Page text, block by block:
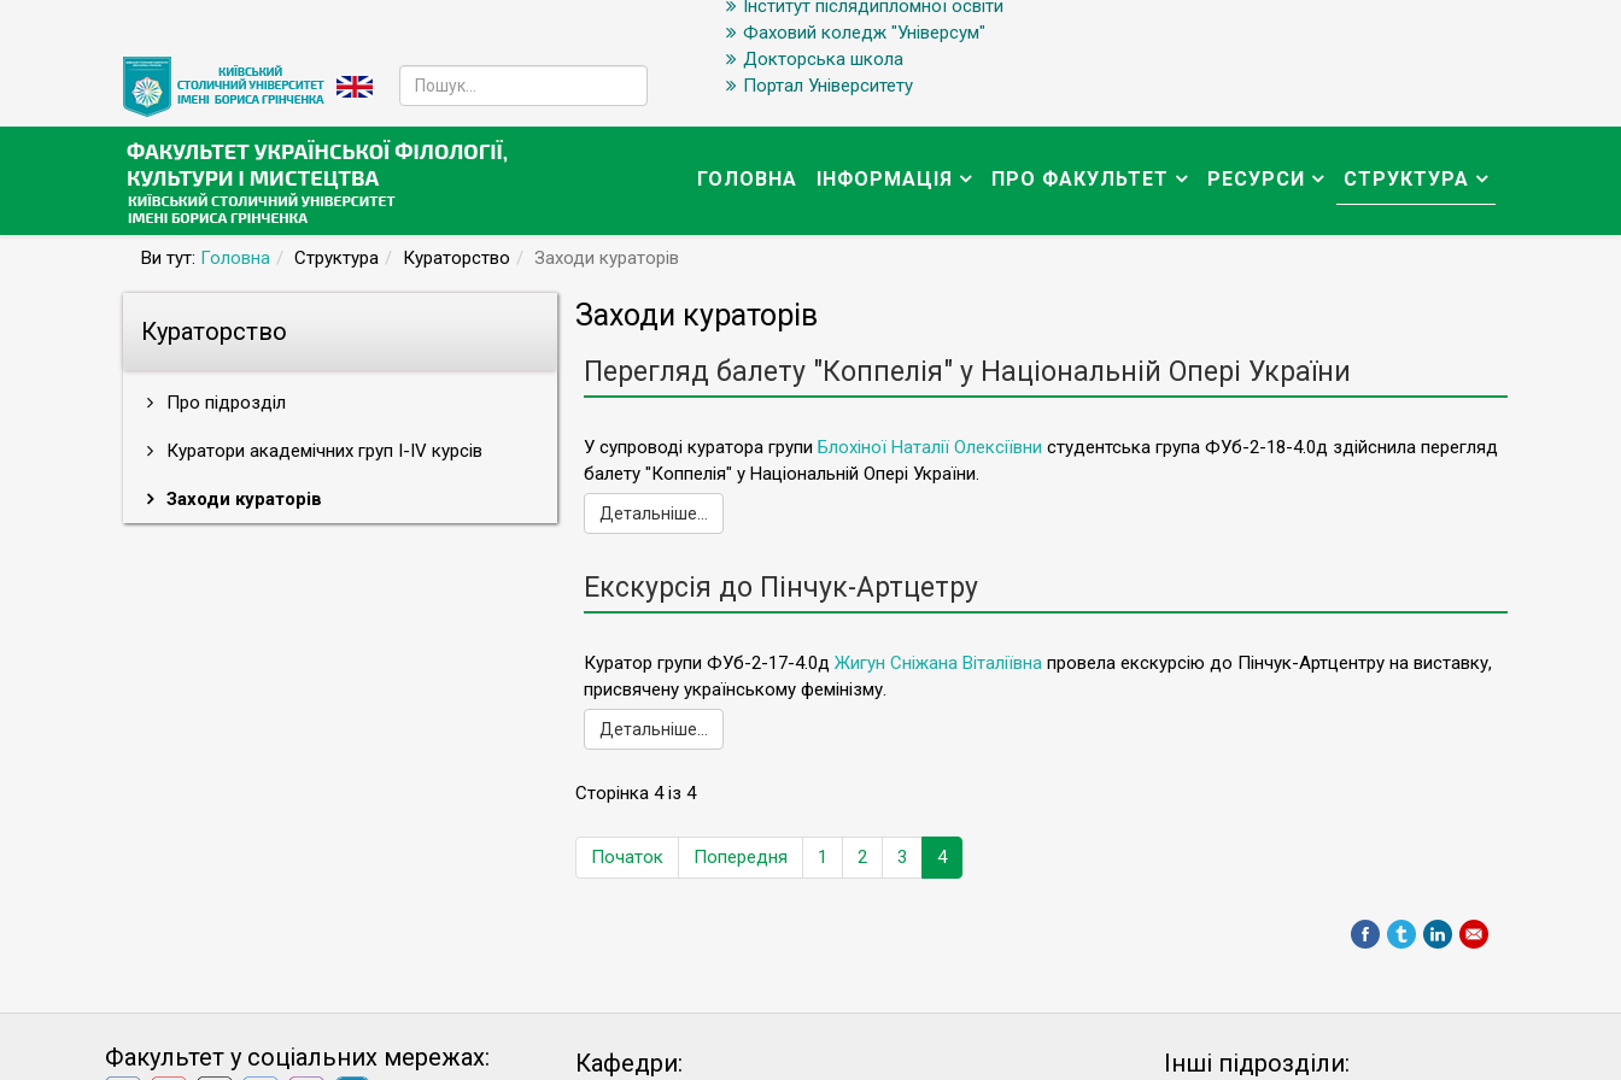
Інститут післядипломної освіти
Фаховий коледж "Універсум"
Докторська школа
Портал Університету
ГОЛОВНА ІНФОРМАЦІЯ ПРО ФАКУЛЬТЕТ РЕСУРСИ СТРУКТУРА
Ви тут: Головна Структура Кураторство Заходи кураторів
Кураторство
Про підрозділ
Куратори академічних груп І-ІV курсів
Заходи кураторів
Заходи кураторів
Перегляд балету "Коппелія" у Національній Опері України
У супроводі куратора групи Блохіної Наталії Олексіївни студентська група ФУб-2-18-4.0д здійснила перегляд
балету "Коппелія" у Національній Опері України.
Детальніше...
Екскурсія до Пінчук-Артцетру
Куратор групи ФУб-2-17-4.0д Жигун Сніжана Віталіївна провела екскурсію до Пінчук-Артцентру на виставку,
присвячену українському фемінізму.
Детальніше...
Сторінка 4 із 4
Початок Попередня 1 2 3 4
Факультет у соціальних мережах: Кафедри: Інші підрозділи: